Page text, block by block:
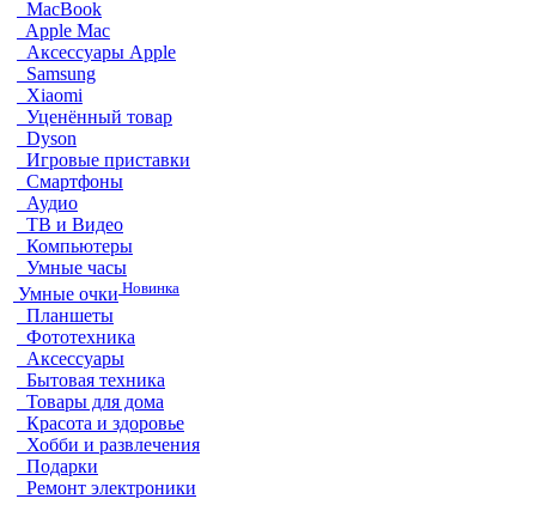
MacBook
Apple Mac
Аксессуары Apple
Samsung
Xiaomi
Уценённый товар
Dyson
Игровые приставки
Смартфоны
Аудио
ТВ и Видео
Компьютеры
Умные часы
Умные очки Новинка
Планшеты
Фототехника
Аксессуары
Бытовая техника
Товары для дома
Красота и здоровье
Хобби и развлечения
Подарки
Ремонт электроники